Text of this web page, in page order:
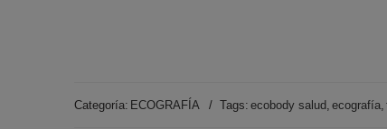
Categoría: ECOGRAFÍA Tags: ecobody salud ecografía